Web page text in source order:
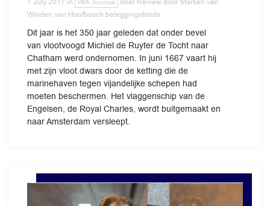
VBA Journaal
Winden van Hoofbosch beleggingsfonds
Dit jaar is het 350 jaar geleden dat onder bevel
van vlootvoogd Michiel de Ruyter de Tocht naar
Chatham werd ondernomen. In juni 1667 vaart hij
met zijn vloot dwars door de ketting die de
marinehaven tegen vijandelijke schepen had
moeten beschermen. Het vlaggenschip van de
Engelsen, de Royal Charles, wordt buitgemaakt en
naar Amsterdam versleept.